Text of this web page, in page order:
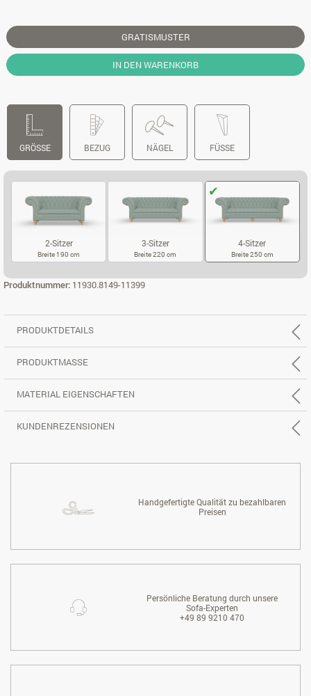
GRATISMUSTER
IN DEN WARENKORB
GRÖSSE BEZUG NÄGEL FÜSSE
2-Sitzer
Breite 190 cm
3-Sitzer
Breite 220 cm
4-Sitzer
Breite 250 cm
Produktnummer: 11930.8149-11399
PRODUKTDETAILS
PRODUKTMASSE
MATERIAL EIGENSCHAFTEN
KUNDENREZENSIONEN
Handgefertigte Qualität zu bezahlbaren
Preisen
Persönliche Beratung durch unsere
Sofa-Experten
+49 89 9210 470